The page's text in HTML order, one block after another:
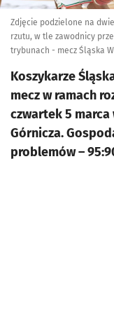
Zdjęcie podzielone na
rzutu, w tle zawodnicy
trybunach - mecz Śląska
Koszykarze
mecz w ramach
czwartek 5 marca
Górnicza.
problemów –